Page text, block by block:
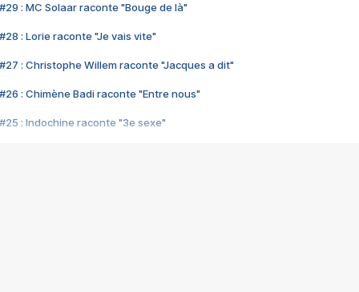
#29 : MC Solaar raconte "Bouge de là"
#28 : Lorie raconte "Je vais vite"
#27 : Christophe Willem raconte "Jacques a dit"
#26 : Chimène Badi raconte "Entre nous"
#25 : Indochine raconte "3e sexe"